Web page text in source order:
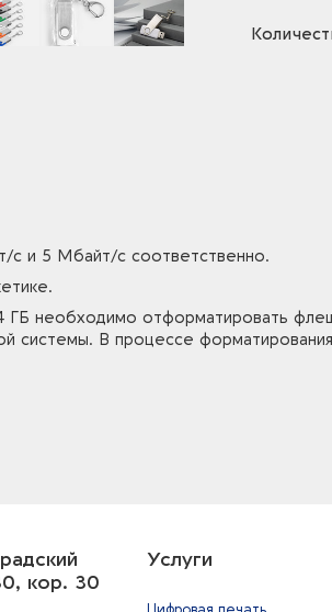
с и 5 Мбайт/с соответственно.
необходимо отформатировать
системы. В процессе
кор. 30
Услуги